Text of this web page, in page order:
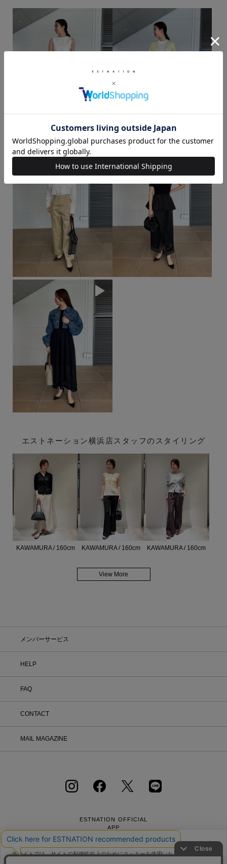
エストネーション横浜店スタッフのスタイリング
KAWAMURA / 160cm KAWAMURA / 160cm KAWAMURA / 160cm
View More
メンバーサービス
HELP
FAQ
CONTACT
MAIL MAGAZINE
ESTNATION OFFICIAL
APP
当サイトでは、サイトの利便性向上のためにクッキーを使用いたします。ボタン